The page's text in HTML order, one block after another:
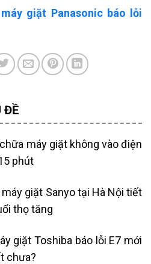
giặt Panasonic báo lỗi
ĐỀ
máy giặt không vào điện
phút
giặt Sanyo tại Hà Nội tiết
thọ tăng
giặt Toshiba báo lỗi E7 mới
chưa?